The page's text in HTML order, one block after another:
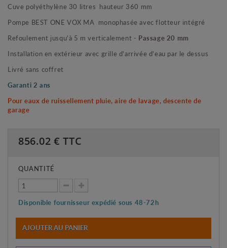
Cuve polyéthylène 30 litres hauteur 360 mm
Pompe BEST ONE VOX MA monophasée avec flotteur intégré
Refoulement jusqu'à 5 m verticalement - Passage 20 mm
Installation en extérieur avec grille d'arrivée d'eau par le dessus
Livré sans coffret
Garanti 2 ans
Pour eaux de ruissellement pluie, aire de lavage, descente de
garage
856.02 € TTC
QUANTITÉ
Disponible fournisseur expédié sous 48-72h
AJOUTER AU PANIER